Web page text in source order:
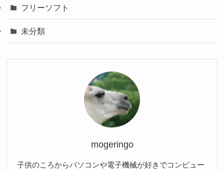
フリーソフト
未分類
mogeringo
子供のころからパソコンや電子機械が好きでコンピュー